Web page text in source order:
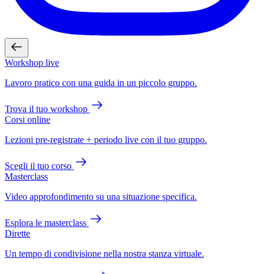
Workshop live
Lavoro pratico con una guida in un piccolo gruppo.
Trova il tuo workshop
Corsi online
Lezioni pre-registrate + periodo live con il tuo gruppo.
Scegli il tuo corso
Masterclass
Video approfondimento su una situazione specifica.
Esplora le masterclass
Dirette
Un tempo di condivisione nella nostra stanza virtuale.